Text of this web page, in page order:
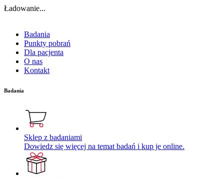
Ładowanie...
Badania
Punkty pobrań
Dla pacjenta
O nas
Kontakt
Badania
Sklep z badaniami
Dowiedz się więcej na temat badań i kup je online.